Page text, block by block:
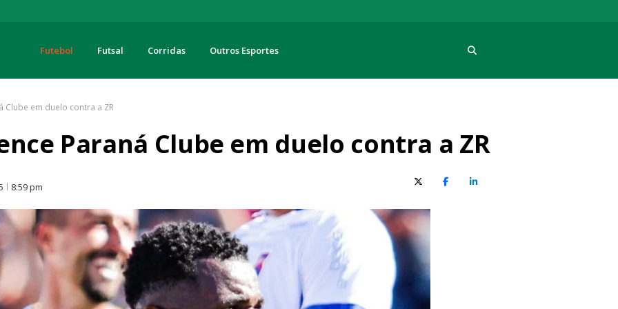
Futebol Futsal Corridas Outros Esportes
Clube em duelo contra a ZR
Paraná Clube em duelo contra a ZR
8:59 pm X (Twitter)FacebookO LinkedIn